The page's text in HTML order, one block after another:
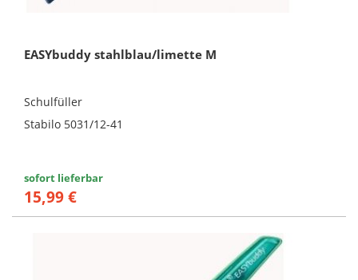
EASYbuddy stahlblau/limette M
Schulfüller
Stabilo 5031/12-41
sofort lieferbar
15,99 €